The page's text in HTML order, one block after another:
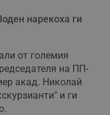
нарекоха ги
от големия
на ПП-
акад. Николай
и ги